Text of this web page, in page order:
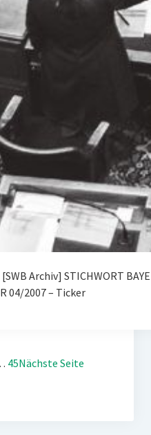
Archiv] STICHWORT
04/2007 – Ticker
45Nächste Seite